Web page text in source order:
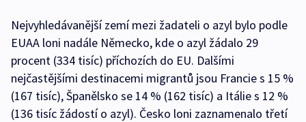
Nejvyhledávanější zemí mezi žadateli o azyl bylo podle
EUAA loni nadále Německo, kde o azyl žádalo 29
procent (334 tisíc) příchozích do EU. Dalšími
nejčastějšími destinacemi migrantů jsou Francie s 15 %
(167 tisíc), Španělsko se 14 % (162 tisíc) a Itálie s 12 %
(136 tisíc žádostí o azyl). Česko loni zaznamenalo třetí